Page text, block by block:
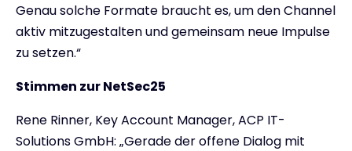
Genau solche Formate braucht es, um den Channel
aktiv mitzugestalten und gemeinsam neue Impulse
zu setzen.“
Stimmen zur NetSec25
Rene Rinner, Key Account Manager, ACP IT-
Solutions GmbH: „Gerade der offene Dialog mit